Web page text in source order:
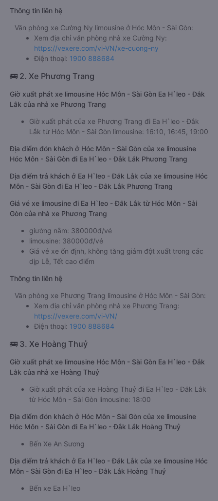
Thông tin liên hệ
Văn phòng xe Cường Ny limousine ở Hóc Môn - Sài Gòn:
Xem địa chỉ văn phòng nhà xe Cường Ny:
https://vexere.com/vi-VN/xe-cuong-ny
Điện thoại: 1900 888684
🚌 2. Xe Phương Trang
Giờ xuất phát xe limousine Hóc Môn - Sài Gòn Ea H`leo - Đắk
Lắk của nhà xe Phương Trang
Giờ xuất phát của xe Phương Trang đi Ea H`leo - Đắk
Lắk từ Hóc Môn - Sài Gòn limousine: 16:10, 16:45, 19:00
Địa điểm đón khách ở Hóc Môn - Sài Gòn của xe limousine
Hóc Môn - Sài Gòn đi Ea H`leo - Đắk Lắk Phương Trang
Địa điểm trả khách ở Ea H`leo - Đắk Lắk của xe limousine Hóc
Môn - Sài Gòn đi Ea H`leo - Đắk Lắk Phương Trang
Giá vé xe limousine đi Ea H`leo - Đắk Lắk từ Hóc Môn - Sài
Gòn của nhà xe Phương Trang
giường nằm: 380000đ/vé
limousine: 380000đ/vé
Giá vé xe ổn định, không tăng giảm đột xuất trong các
dịp Lễ, Tết cao điểm
Thông tin liên hệ
Văn phòng xe Phương Trang limousine ở Hóc Môn - Sài Gòn:
Xem địa chỉ văn phòng nhà xe Phương Trang:
https://vexere.com/vi-VN/
Điện thoại: 1900 888684
🚌 3. Xe Hoàng Thuỷ
Giờ xuất phát xe limousine Hóc Môn - Sài Gòn Ea H`leo - Đắk
Lắk của nhà xe Hoàng Thuỷ
Giờ xuất phát của xe Hoàng Thuỷ đi Ea H`leo - Đắk Lắk
từ Hóc Môn - Sài Gòn limousine: 18:00
Địa điểm đón khách ở Hóc Môn - Sài Gòn của xe limousine
Hóc Môn - Sài Gòn đi Ea H`leo - Đắk Lắk Hoàng Thuỷ
Bến Xe An Sương
Địa điểm trả khách ở Ea H`leo - Đắk Lắk của xe limousine Hóc
Môn - Sài Gòn đi Ea H`leo - Đắk Lắk Hoàng Thuỷ
Bến xe Ea H`leo